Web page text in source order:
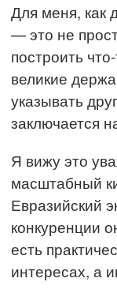
Для меня, как
— это не
построить
великие
указывать
заключается
Я вижу это
масштабный
Евразийский
конкуренции
есть
интересах, а